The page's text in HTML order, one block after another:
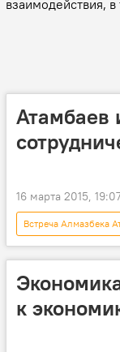
взаимодействия,
Атамбаев
16 марта 2015,
Встреча Алмазбека
Санкт-Петербург
к